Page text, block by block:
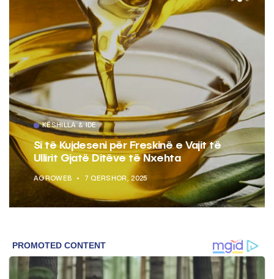
KËSHILLA & IDE
Si të Kujdeseni për Freskinë e Vajit të
Ullirit Gjatë Ditëve të Nxehta
AGROWEB 7 QERSHOR, 2025